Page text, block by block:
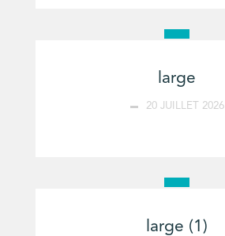
large
20 JUILLET 2026
large (1)